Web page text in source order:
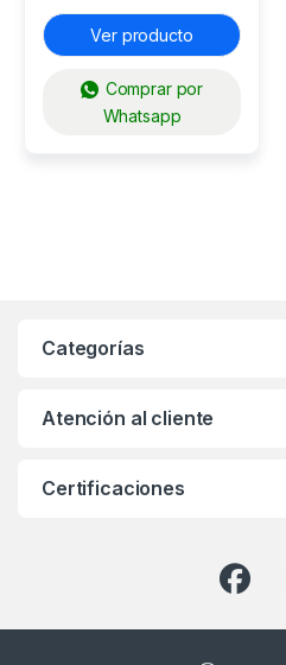
Ver producto
Comprar por
Whatsapp
Categorías
Atención al cliente
Certificaciones